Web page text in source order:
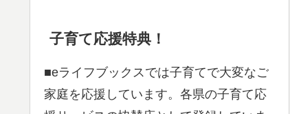
子育て応援特典！
■eライフブックスでは子育てで大変なご
家庭を応援しています。各県の子育て応